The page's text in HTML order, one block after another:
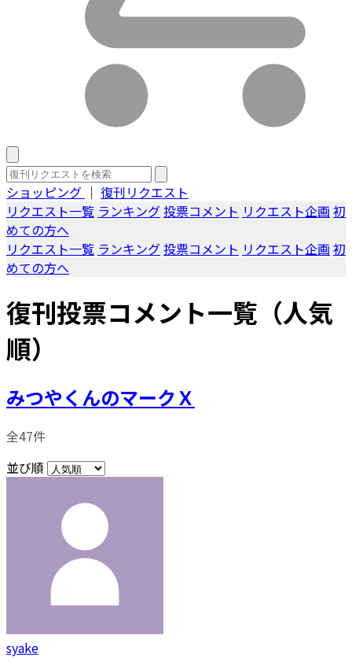
ショッピング ｜ 復刊リクエスト
リクエスト一覧 ランキング投票コメント リクエスト企画 初
めての方へ
リクエスト一覧 ランキング投票コメント リクエスト企画 初
めての方へ
復刊投票コメント一覧（人気
順）
みつやくんのマークＸ
全47件
並び順
syake